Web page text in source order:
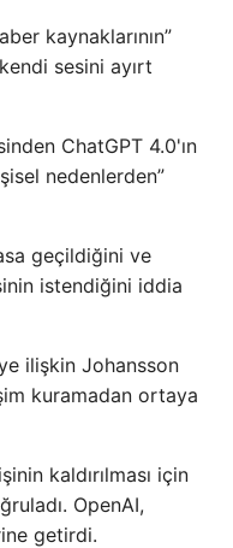
kaynaklarının”
sesini ayırt
ChatGPT 4.0'ın
nedenlerden”
geçildiğini ve
istendiğini iddia
ilişkin Johansson
kuramadan ortaya
kaldırılması için
OpenAI,
getirdi.